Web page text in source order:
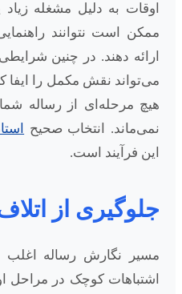
اوقات به دلیل مشغله
ممکن است نتوانند
ارائه دهند. در چنین
می‌تواند نقش مکمل را ایفا
هیچ مرحله‌ای از رساله
نمی‌ماند. انتخاب صحیح
این فرآیند است.
جلوگیری از
مسیر نگارش رساله
اشتباهات کوچک در مراحل